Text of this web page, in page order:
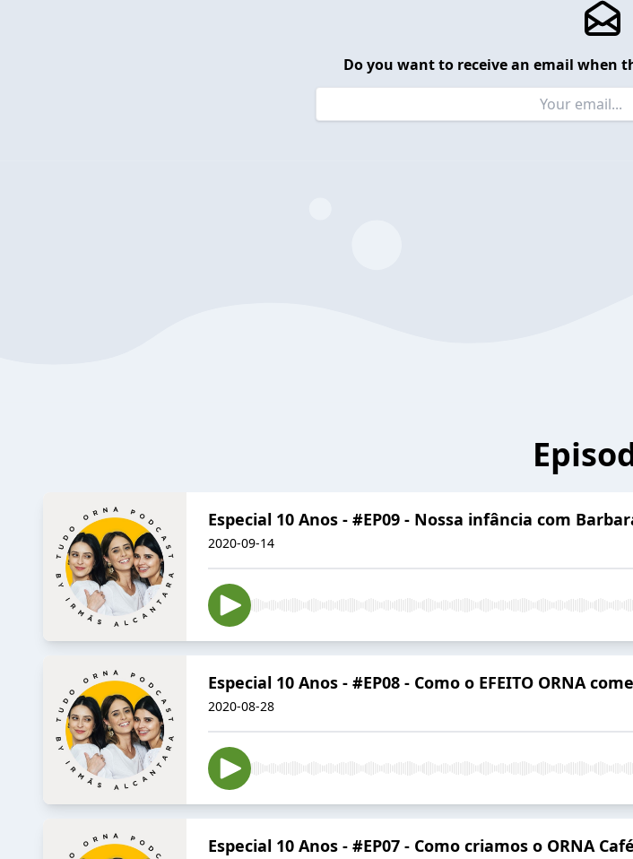
Do you want to receive an email when
Especial 10 Anos - #EP09 - Nossa infância com
2020-09-14
Especial 10 Anos - #EP08 - Como o EFEITO ORNA
2020-08-28
Especial 10 Anos - #EP07 - Como criamos o ORNA Café